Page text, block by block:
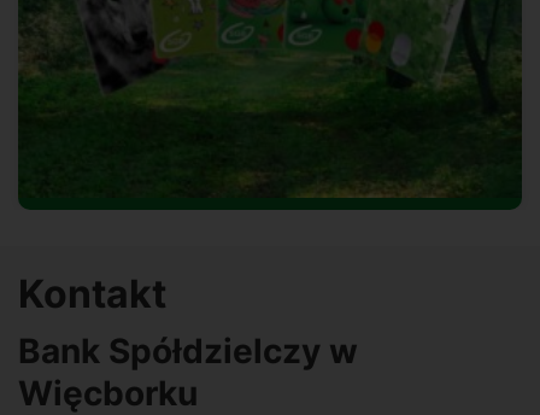
Kontakt
Bank Spółdzielczy w
Więcborku